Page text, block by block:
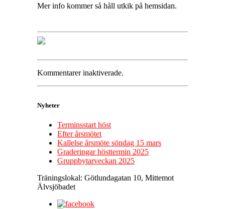
Mer info kommer så håll utkik på hemsidan.
Kommentarer inaktiverade.
Nyheter
Terminsstart höst
Efter årsmötet
Kallelse årsmöte söndag 15 mars
Graderingar hösttermin 2025
Gruppbytarveckan 2025
Träningslokal: Götlundagatan 10, Mittemot
Älvsjöbadet